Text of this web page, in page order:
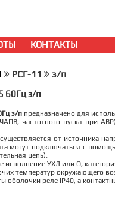
КОНТАКТЫ
РСГ-11 з/п
60Гц з/п
з/п предназначено для
частотного пуска при
от источника
могут подключаться с
цепь).
исполнение УХЛ или О,
температур окружающего
оболочки реле IP40, а